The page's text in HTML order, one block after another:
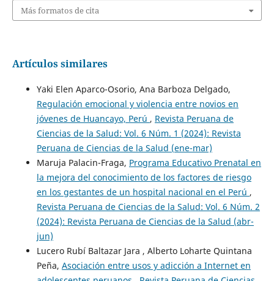
Más formatos de cita
Artículos similares
Yaki Elen Aparco-Osorio, Ana Barboza Delgado,
Regulación emocional y violencia entre novios en
jóvenes de Huancayo, Perú , Revista Peruana de
Ciencias de la Salud: Vol. 6 Núm. 1 (2024): Revista
Peruana de Ciencias de la Salud (ene-mar)
Maruja Palacin-Fraga, Programa Educativo Prenatal en
la mejora del conocimiento de los factores de riesgo
en los gestantes de un hospital nacional en el Perú ,
Revista Peruana de Ciencias de la Salud: Vol. 6 Núm. 2
(2024): Revista Peruana de Ciencias de la Salud (abr-
jun)
Lucero Rubí Baltazar Jara , Alberto Loharte Quintana
Peña, Asociación entre usos y adicción a Internet en